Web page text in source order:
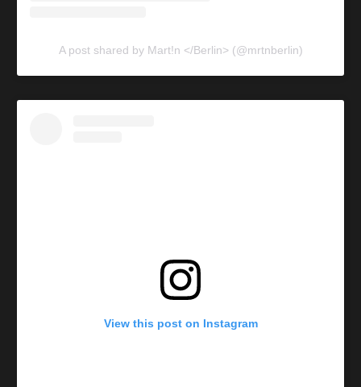
A post shared by Mart!n </Berlin> (@mrtnberlin)
View this post on Instagram